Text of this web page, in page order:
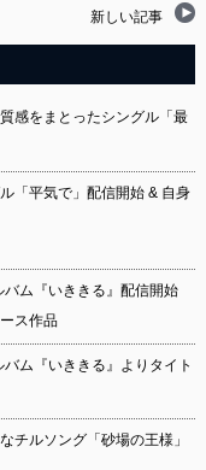
新しい記事
感をまとったシングル「最
「平気で」配信開始 & 自身
バム『いききる』配信開始
ス作品
ム『いききる』よりタイト
チルソング「砂場の王様」